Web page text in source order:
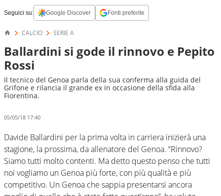
Seguici su: Google Discover Fonti preferite
CALCIO SERIE A
Ballardini si gode il rinnovo e Pepito
Rossi
Il tecnico del Genoa parla della sua conferma alla guida del
Grifone e rilancia il grande ex in occasione della sfida alla
Fiorentina.
05/05/18 17:40
Davide Ballardini per la prima volta in carriera inizierà una
stagione, la prossima, da allenatore del Genoa. “Rinnovo?
Siamo tutti molto contenti. Ma detto questo penso che tutti
noi vogliamo un Genoa più forte, con più qualità e più
competitivo. Un Genoa che sappia presentarsi ancora